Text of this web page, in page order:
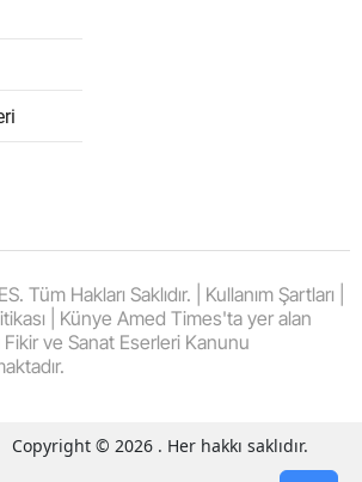
Tüm Hakları Saklıdır. | Kullanım Şartları |
| Künye Amed Times'ta yer alan
Fikir ve Sanat Eserleri Kanunu
Copyright © 2026 . Her hakkı saklıdır.